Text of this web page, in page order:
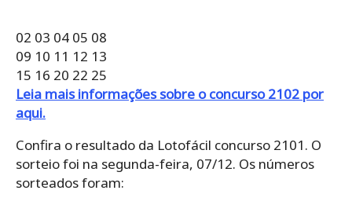
02 03 04 05 08
09 10 11 12 13
15 16 20 22 25
Leia mais informações sobre o concurso 2102 por
aqui.
Confira o resultado da Lotofácil concurso 2101. O
sorteio foi na segunda-feira, 07/12. Os números
sorteados foram: